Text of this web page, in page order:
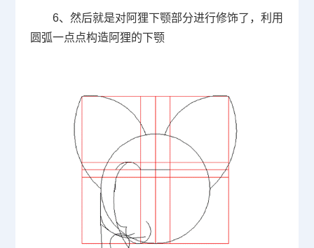
6、然后就是对阿狸下颚部分进行修饰了，利用
圆弧一点点构造阿狸的下颚